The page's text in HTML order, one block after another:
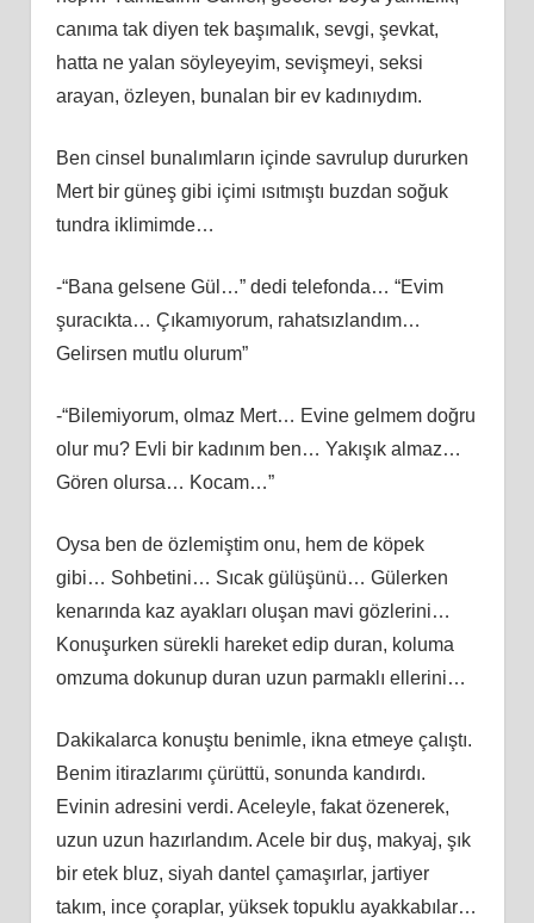
canıma tak diyen tek başımalık, sevgi, şevkat,
hatta ne yalan söyleyeyim, sevişmeyi, seksi
arayan, özleyen, bunalan bir ev kadınıydım.
Ben cinsel bunalımların içinde savrulup dururken
Mert bir güneş gibi içimi ısıtmıştı buzdan soğuk
tundra iklimimde…
-“Bana gelsene Gül…” dedi telefonda… “Evim
şuracıkta… Çıkamıyorum, rahatsızlandım…
Gelirsen mutlu olurum”
-“Bilemiyorum, olmaz Mert… Evine gelmem doğru
olur mu? Evli bir kadınım ben… Yakışık almaz…
Gören olursa… Kocam…”
Oysa ben de özlemiştim onu, hem de köpek
gibi… Sohbetini… Sıcak gülüşünü… Gülerken
kenarında kaz ayakları oluşan mavi gözlerini…
Konuşurken sürekli hareket edip duran, koluma
omzuma dokunup duran uzun parmaklı ellerini…
Dakikalarca konuştu benimle, ikna etmeye çalıştı.
Benim itirazlarımı çürüttü, sonunda kandırdı.
Evinin adresini verdi. Aceleyle, fakat özenerek,
uzun uzun hazırlandım. Acele bir duş, makyaj, şık
bir etek bluz, siyah dantel çamaşırlar, jartiyer
takım, ince çoraplar, yüksek topuklu ayakkabılar…